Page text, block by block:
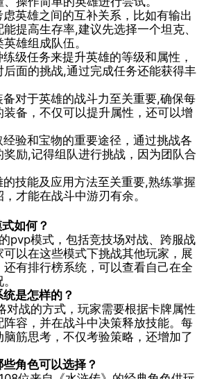
英雄之间的互补关系，比如有输出
提高生存率,建议先选择一个坦克、
雄组成队伍。
级任务来提升英雄的等级和属性，
面的挑战,通过完成任务还能获得丰
对于英雄的战斗力至关重要,确保每
备，不仅可以提升属性，还可以增
验和宝物的重要途径，通过挑战各
励,记得组队进行挑战，因为团队合
技能及应用方法至关重要,熟练掌握
才能在战斗中游刃有余。
如何？
pvp模式，包括竞技场对战、跨服战
以在这些模式下挑战其他玩家，展
有排行榜系统，可以查看自己在全
是怎样的？
对战的方式，玩家需要根据卡牌属性
容，并在战斗中决策释放技能。每
筋思考，不仅考验策略，还增加了
角色可以选择？